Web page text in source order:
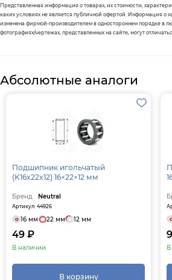
Представленная информация о товарах, их стоимости,
каких условиях не является публичной офертой. Информация о
изменена фирмой-производителем в одностороннем порядке в
фотографиях/чертежах, представленных на сайте, могут
Абсолютные аналоги
Подшипник игольчатый
(K16x22x12) 16×22×12 мм
Бренд Neutral
Артикул: 44926
16 мм 22 мм 12 мм
49 ₽
В наличии
В корзину